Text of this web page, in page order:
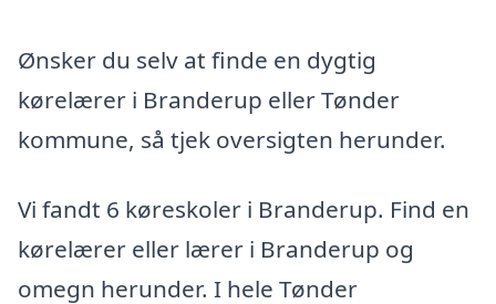
Ønsker du selv at finde en dygtig
kørelærer i Branderup eller Tønder
kommune, så tjek oversigten herunder.
Vi fandt 6 køreskoler i Branderup. Find en
kørelærer eller lærer i Branderup og
omegn herunder. I hele Tønder